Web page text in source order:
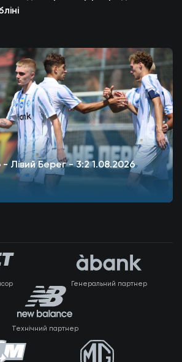
Лівий Берег - 3:2 1.08.2026
Генеральний партнер
Технічний партнер